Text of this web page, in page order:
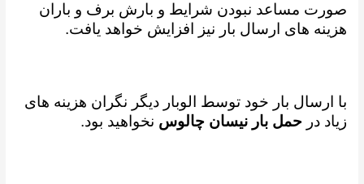
صورت مساعد نبودن شرایط و بارش برف و باران
هزینه های ارسال بار نیز افزایش خواهد یافت.
با ارسال بار خود توسط الوبار دیگر نگران هزینه های
زیاد درحمل بار نیسان چالوس نخواهید بود.